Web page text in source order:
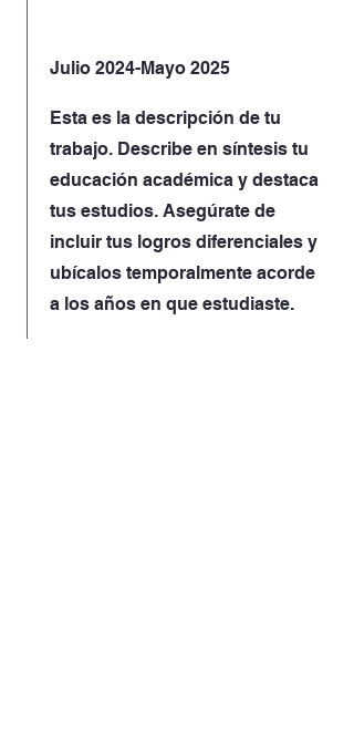
Julio 2024-Mayo 2025
Esta es la descripción de tu
trabajo. Describe en síntesis tu
educación académica y destaca
tus estudios. Asegúrate de
incluir tus logros diferenciales y
ubícalos temporalmente acorde
a los años en que estudiaste.